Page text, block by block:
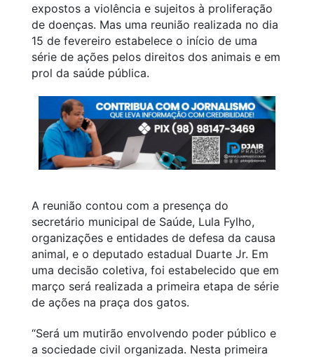
expostos a violência e sujeitos à proliferação
de doenças. Mas uma reunião realizada no dia
15 de fevereiro estabelece o início de uma
série de ações pelos direitos dos animais e em
prol da saúde pública.
A reunião contou com a presença do
secretário municipal de Saúde, Lula Fylho,
organizações e entidades de defesa da causa
animal, e o deputado estadual Duarte Jr. Em
uma decisão coletiva, foi estabelecido que em
março será realizada a primeira etapa de série
de ações na praça dos gatos.
“Será um mutirão envolvendo poder público e
a sociedade civil organizada. Nesta primeira